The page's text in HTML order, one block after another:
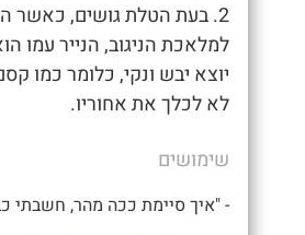
2. בעת הטלת גושים, כאשר
למלאכת הניגוב, הנייר עמו
יוצא יבש ונקי, כלומר כמו
לא לכלך את אחוריו.
שימושים
- "איך סיימת ככה מהר, חשבתי